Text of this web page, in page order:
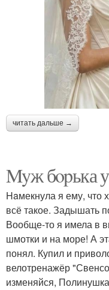
читать дальше →
Myж бopька
Haмекнула я ему, что
всё такое. Задышать
Вообще-то я имела в
шмотки и на море! А
понял. Купил и
велотренажёр
изменяйся,